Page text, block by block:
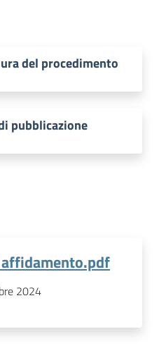
del procedimento
pubblicazione
2024